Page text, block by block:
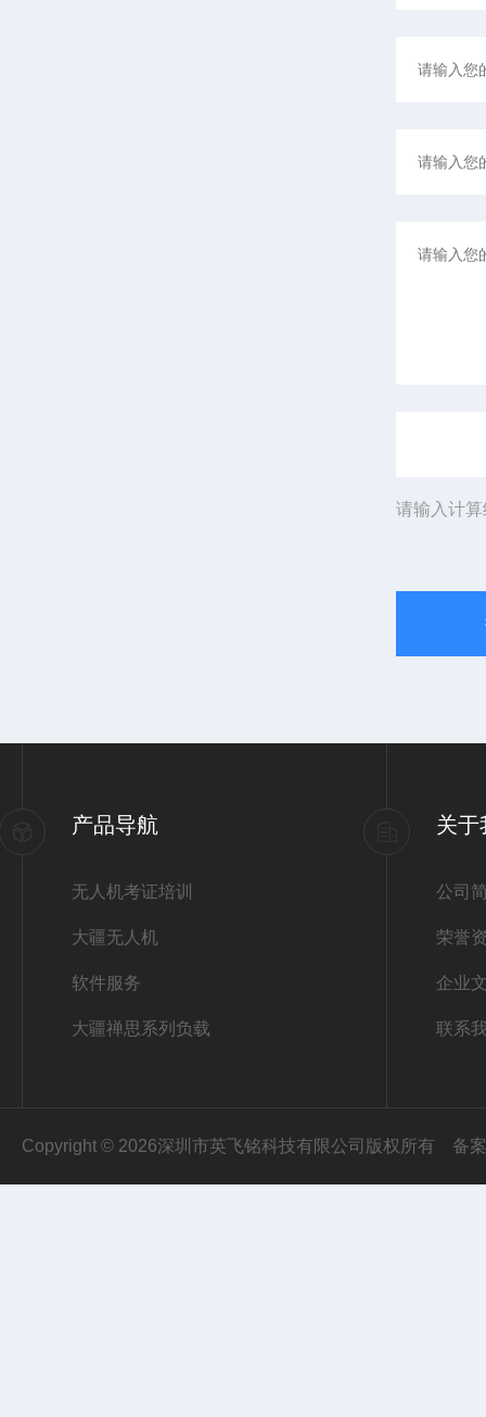
请输入计
产品导航
无人机考证培训
大疆无人机
软件服务
大疆禅思系列负载
关于
公司
荣誉
企业
联系
Copyright © 2026深圳市英飞铭科技有限公司版权所有 备